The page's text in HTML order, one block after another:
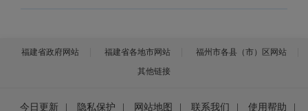
福建省政府网站 福建省各地市网站
福州市各县（市）区网站
其他链接
今日更新 隐私保护 网站地图 联系我们 使用帮助